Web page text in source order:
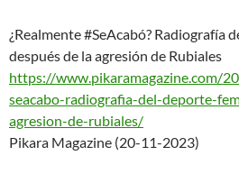
¿Realmente #SeAcabó? Radiografía
después de la agresión de Rubiales
https://www.pikaramagazine.com/
seacabo-radiografia-del-deporte-
agresion-de-rubiales/
Pikara Magazine (20-11-2023)